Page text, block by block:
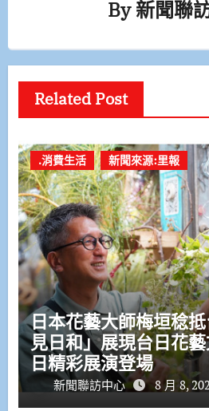
By新聞聯
Related Post
.消費生活 新聞來源:里報
日本花藝大師梅垣稔
見日和」展現台日花
日精彩展演登場
新聞聯訪中心 8 月 8,